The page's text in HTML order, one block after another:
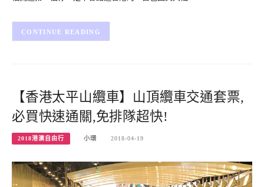
CONTINUE READING
【香港太平山纜車】山頂纜車交通套票,
必買快速通關,免排隊超快!
2018港澳自由行 小環 2018-04-19